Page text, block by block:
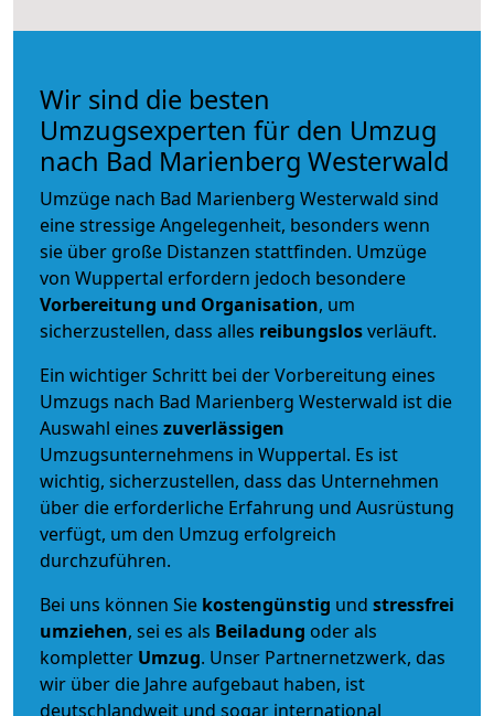
Wir sind die besten
Umzugsexperten für den Umzug
nach Bad Marienberg Westerwald
Umzüge nach Bad Marienberg Westerwald sind
eine stressige Angelegenheit, besonders wenn
sie über große Distanzen stattfinden. Umzüge
von Wuppertal erfordern jedoch besondere
Vorbereitung und Organisation, um
sicherzustellen, dass alles reibungslosverläuft.
Ein wichtiger Schritt bei der Vorbereitung eines
Umzugs nach Bad Marienberg Westerwald ist die
Auswahl eines zuverlässigen
Umzugsunternehmens in Wuppertal. Es ist
wichtig, sicherzustellen, dass das Unternehmen
über die erforderliche Erfahrung und Ausrüstung
verfügt, um den Umzug erfolgreich
durchzuführen.
Bei uns können Sie kostengünstig und stressfrei
umziehen, sei es als Beiladung oder als
kompletter Umzug. Unser Partnernetzwerk, das
wir über die Jahre aufgebaut haben, ist
deutschlandweit und sogar international